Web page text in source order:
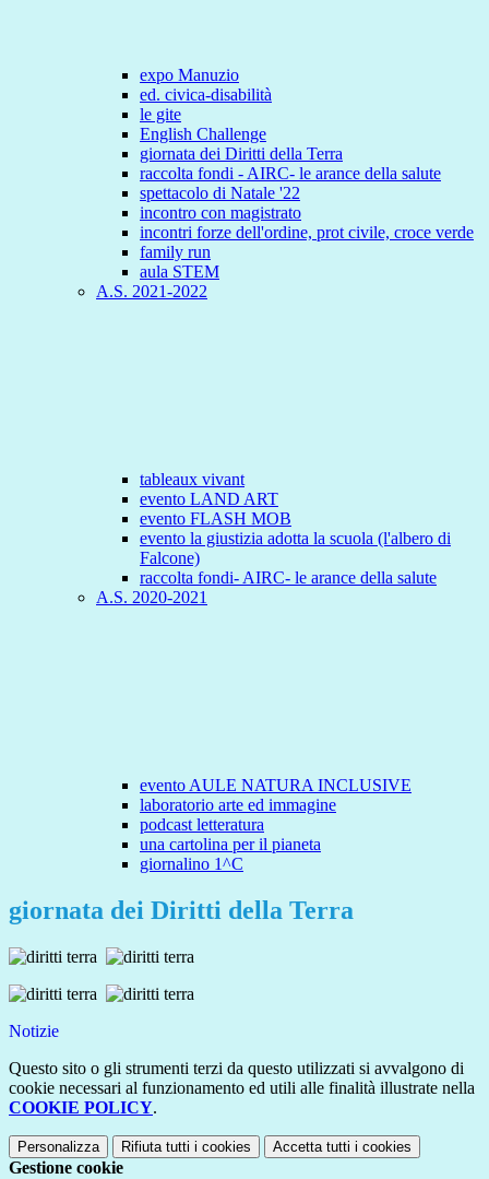
expo Manuzio
ed. civica-disabilità
le gite
English Challenge
giornata dei Diritti della Terra
raccolta fondi - AIRC- le arance della salute
spettacolo di Natale '22
incontro con magistrato
incontri forze dell'ordine, prot civile, croce verde
family run
aula STEM
A.S. 2021-2022
tableaux vivant
evento LAND ART
evento FLASH MOB
evento la giustizia adotta la scuola (l'albero di
Falcone)
raccolta fondi- AIRC- le arance della salute
A.S. 2020-2021
evento AULE NATURA INCLUSIVE
laboratorio arte ed immagine
podcast letteratura
una cartolina per il pianeta
giornalino 1^C
giornata dei Diritti della Terra
Notizie
Questo sito o gli strumenti terzi da questo utilizzati si avvalgono di
cookie necessari al funzionamento ed utili alle finalità illustrate nella
COOKIE POLICY.
Personalizza Rifiuta tutti i cookies Accetta tutti i cookies
Gestione cookie